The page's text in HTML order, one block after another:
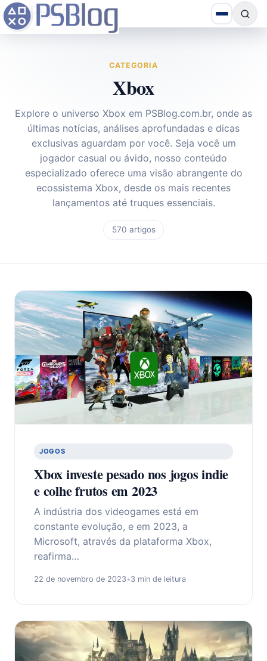
CATEGORIA
Xbox
Explore o universo Xbox em PSBlog.com.br, onde as
últimas notícias, análises aprofundadas e dicas
exclusivas aguardam por você. Seja você um
jogador casual ou ávido, nosso conteúdo
especializado oferece uma visão abrangente do
ecossistema Xbox, desde os mais recentes
lançamentos até truques essenciais.
570 artigos
JOGOS
Xbox investe pesado nos jogos indie
e colhe frutos em 2023
A indústria dos videogames está em
constante evolução, e em 2023, a
Microsoft, através da plataforma Xbox,
reafirma…
22 de novembro de 2023•3 min de leitura